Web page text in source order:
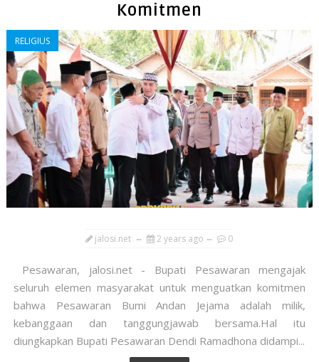
Komitmen
RELIGIUS
jalosi.net 2 years ago 0
Pesawaran, jalosi.net - Bupati Pesawaran mengajak
seluruh elemen masyarakat untuk menguatkan komitmen
bahwa Pesawaran Bumi Andan Jejama adalah milik,
kebanggaan dan tanggungjawab bersama.Hal itu
diungkapkan Bupati Pesawaran Dendi Ramadhona didampi...